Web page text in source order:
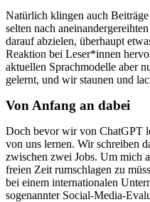
Natürlich klingen auch
selten nach
darauf abzielen, überhaupt
Reaktion bei Leser*innen
aktuellen Sprachmodelle aber
gelernt, und wir staunen und
Von Anfang an dabei
Doch bevor wir von ChatGPT
von uns lernen. Wir schreiben
zwischen zwei Jobs. Um mich
freien Zeit rumschlagen zu
bei einem internationalen
sogenannter Social-Media-